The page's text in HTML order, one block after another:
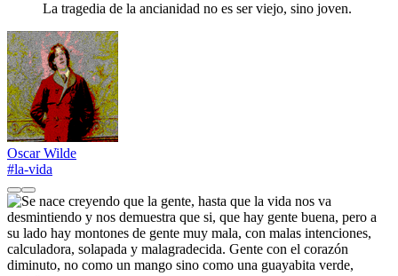
La tragedia de la ancianidad no es ser viejo, sino joven.
Oscar Wilde
#la-vida